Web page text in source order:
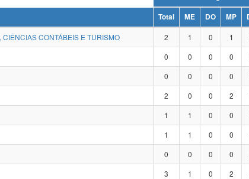
Total ME DO MP
CONTÁBEIS E TURISMO
2 1 0 1
0 0 0 0
0 0 0 0
2 0 0 2
1 1 0 0
1 1 0 0
0 0 0 0
3 1 0 2